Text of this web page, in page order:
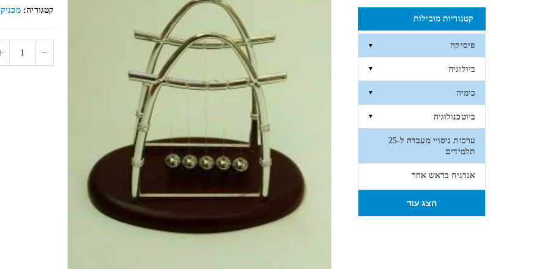
5
קטגוריה:
קטגוריות מובילות
פיסיקה ▼
ביולוגיה ▼
כימיה ▼
ביוטכנולוגיה ▼
ערכות ניסויי מעבדה ל-25
תלמידים
אנרגיה בראש אחר
הצג עוד